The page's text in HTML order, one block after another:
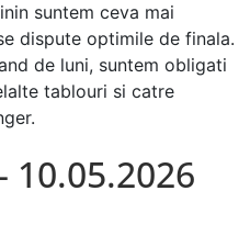
suntem ceva mai
dispute optimile de finala.
de luni, suntem obligati
tablouri si catre
10.05.2026